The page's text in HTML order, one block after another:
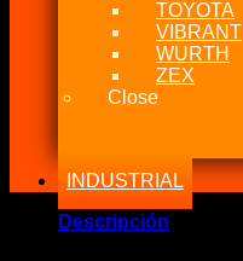
TOYOTA
VIBRANT
WURTH
ZEX
Close
INDUSTRIAL
Descripción